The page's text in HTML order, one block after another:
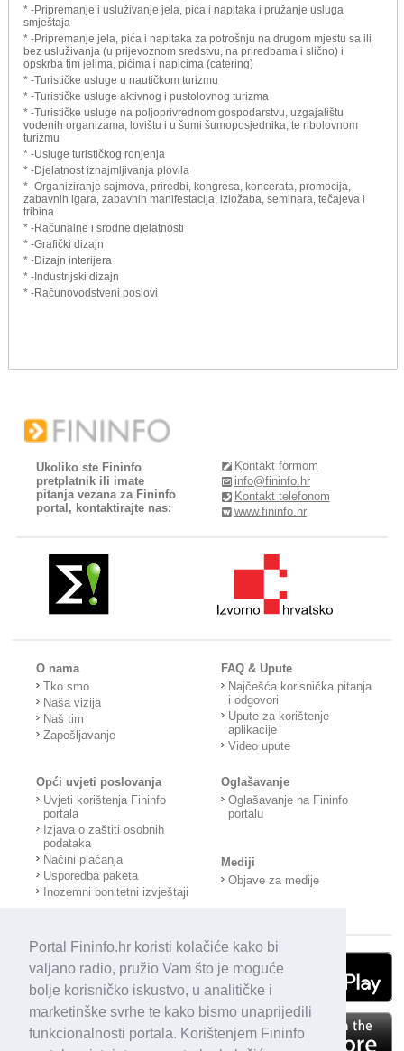
Portal Fininfo.hr koristi kolačiće kako bi
valjano radio, pružio Vam što je moguće
bolje korisničko iskustvo, u analitičke i
marketinške svrhe te kako bismo unaprijedili
funkcionalnosti portala. Korištenjem Fininfo
* -Pripremanje i usluživanje jela, pića i napitaka i pružanje usluga
smještaja
* -Pripremanje jela, pića i napitaka za potrošnju na drugom mjestu sa ili
bez usluživanja (u prijevoznom sredstvu, na priredbama i slično) i
opskrba tim jelima, pićima i napicima (catering)
* -Turističke usluge u nautičkom turizmu
* -Turističke usluge aktivnog i pustolovnog turizma
* -Turističke usluge na poljoprivrednom gospodarstvu, uzgajalištu
vodenih organizama, lovištu i u šumi šumoposjednika, te ribolovnom
turizmu
* -Usluge turističkog ronjenja
* -Djelatnost iznajmljivanja plovila
* -Organiziranje sajmova, priredbi, kongresa, koncerata, promocija,
zabavnih igara, zabavnih manifestacija, izložaba, seminara, tečajeva i
tribina
* -Računalne i srodne djelatnosti
* -Grafički dizajn
* -Dizajn interijera
* -Industrijski dizajn
* -Računovodstveni poslovi
Ukoliko ste Fininfo
pretplatnik ili imate
pitanja vezana za Fininfo
portal, kontaktirajte nas:
Kontakt formom
info@fininfo.hr
Kontakt telefonom
www.fininfo.hr
O nama
Tko smo
Naša vizija
Naš tim
Zapošljavanje
FAQ & Upute
Najčešća korisnička pitanja
i odgovori
Upute za korištenje
aplikacije
Video upute
Opći uvjeti poslovanja
Uvjeti korištenja Fininfo
portala
Izjava o zaštiti osobnih
podataka
Načini plaćanja
Usporedba paketa
Inozemni bonitetni izvještaji
Oglašavanje
Oglašavanje na Fininfo
portalu
Mediji
Objave za medije